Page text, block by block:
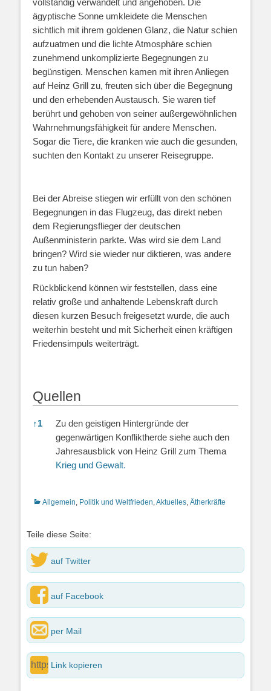
vollständig verwandelt und angehoben. Die
ägyptische Sonne umkleidete die Menschen
sichtlich mit ihrem goldenen Glanz, die Natur schien
aufzuatmen und die lichte Atmosphäre schien
zunehmend unkomplizierte Begegnungen zu
begünstigen. Menschen kamen mit ihren Anliegen
auf Heinz Grill zu, freuten sich über die Begegnung
und den erhebenden Austausch. Sie waren tief
berührt und gehoben von seiner außergewöhnlichen
Wahrnehmungsfähigkeit für andere Menschen.
Sogar die Tiere, die kranken wie auch die gesunden,
suchten den Kontakt zu unserer Reisegruppe.
Bei der Abreise stiegen wir erfüllt von den schönen
Begegnungen in das Flugzeug, das direkt neben
dem Regierungsflieger der deutschen
Außenministerin parkte. Was wird sie dem Land
bringen? Wird sie wieder nur diktieren, was andere
zu tun haben?
Rückblickend können wir feststellen, dass eine
relativ große und anhaltende Lebenskraft durch
diesen kurzen Besuch freigesetzt wurde, die auch
weiterhin besteht und mit Sicherheit einen kräftigen
Friedensimpuls weiterträgt.
Quellen
Quellen
↑1
Zu den geistigen Hintergründe der
gegenwärtigen Konfliktherde siehe auch den
Jahresausblick von Heinz Grill zum Thema
Krieg und Gewalt.
Kategorien
Allgemein Politik und Weltfrieden Aktuelles Ätherkräfte
Teile diese Seite:
auf Twitter
auf Facebook
per Mail
Link kopieren